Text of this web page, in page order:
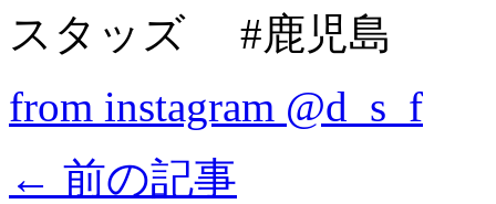
スタッズ #鹿児島
from instagram @d_s_f
← 前の記事